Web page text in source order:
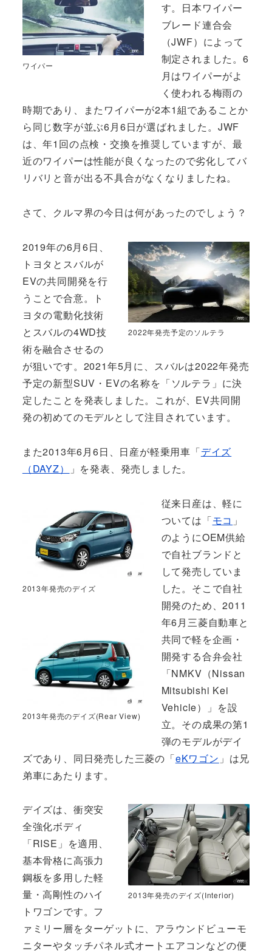
ワイパー
す。日本ワイパー
ブレード連合会
（JWF）によって
制定されました。6
月はワイパーがよ
く使われる梅雨の
時期であり、またワイパーが2本1組であることか
ら同じ数字が並ぶ6月6日が選ばれました。JWF
は、年1回の点検・交換を推奨していますが、最
近のワイパーは性能が良くなったので劣化してバ
リバリと音が出る不具合がなくなりましたね。
さて、クルマ界の今日は何があったのでしょう？
2022年発売予定のソルテラ
2019年の6月6日、
トヨタとスバルが
EVの共同開発を行
うことで合意。ト
ヨタの電動化技術
とスバルの4WD技
術を融合させるの
が狙いです。2021年5月に、スバルは2022年発売
予定の新型SUV・EVの名称を「ソルテラ」に決
定したことを発表しました。これが、EV共同開
発の初めてのモデルとして注目されています。
また2013年6月6日、日産が軽乗用車「デイズ
（DAYZ）
」を発表、発売しました。
2013年発売のデイズ
2013年発売のデイズ(Rear View)
従来日産は、軽に
ついては「モコ 」
のようにOEM供給
で自社ブランドと
して発売していま
した。そこで自社
開発のため、2011
年6月三菱自動車と
共同で軽を企画・
開発する合弁会社
「NMKV（Nissan
Mitsubishi Kei
Vehicle）」を設
立。その成果の第1
弾のモデルがデイ
ズであり、同日発売した三菱の「eKワゴン 」は兄
弟車にあたります。
2013年発売のデイズ(Interior)
デイズは、衝突安
全強化ボディ
「RISE」を適用、
基本骨格に高張力
鋼板を多用した軽
量・高剛性のハイ
トワゴンです。フ
ァミリー層をターゲットに、アラウンドビューモ
ニターやタッチパネル式オートエアコンなどの便